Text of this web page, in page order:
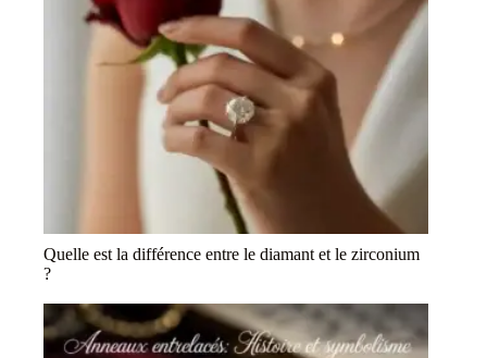
Quelle est la différence entre le diamant et le zirconium
?